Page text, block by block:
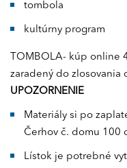
tombola
kultúrny program
TOMBOLA- kúp online
zaradený do zlosovania
UPOZORNENIE
Materiály si po
Čerhov č. domu 100
Lístok je potrebné